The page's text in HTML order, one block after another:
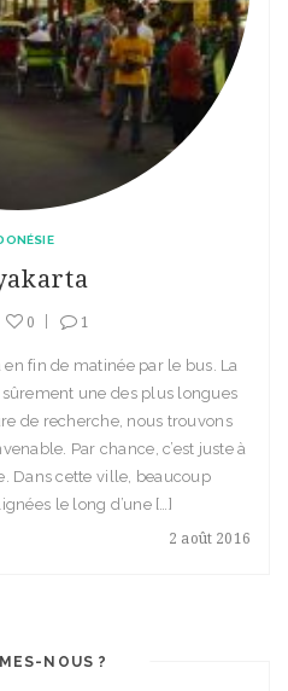
0 1
2 août 2016
fin de matinée par le bus. La
une des plus longues
de recherche, nous trouvons
Par chance, c’est juste à
Dans cette ville, beaucoup
le long d’une […]
NOUS ?